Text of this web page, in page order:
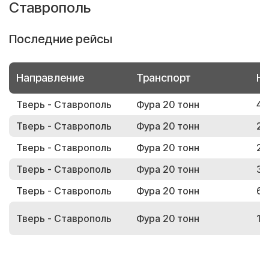
Ставрополь
Последние рейсы
Направление Транспорт
Тверь - Ставрополь Фура 20 тонн
Тверь - Ставрополь
Фура 20 тонн
Тверь - Ставрополь
Фура 20 тонн
Тверь - Ставрополь
Фура 20 тонн
Тверь - Ставрополь
Фура 20 тонн
Тверь - Ставрополь Фура 20 тонн